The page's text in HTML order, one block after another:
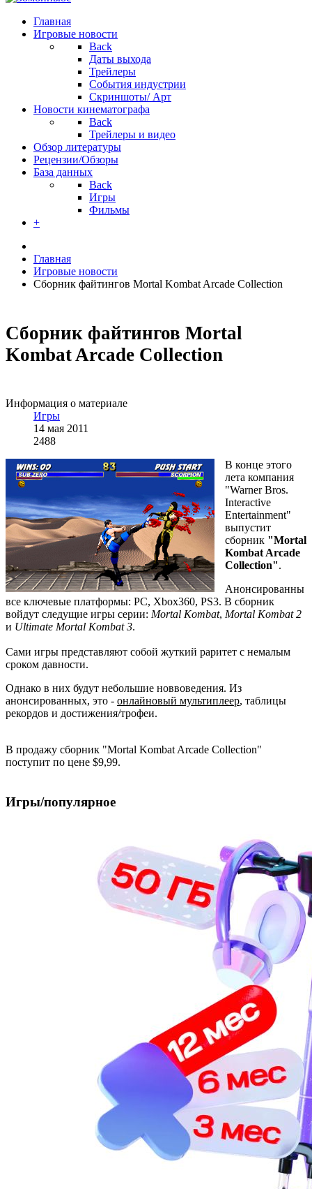
Главная
Игровые новости
Back
Даты выхода
Трейлеры
События индустрии
Скриншоты/ Арт
Новости кинематографа
Back
Трейлеры и видео
Обзор литературы
Рецензии/Обзоры
База данных
Back
Игры
Фильмы
+
Главная
Игровые новости
Сборник файтингов Mortal Kombat Arcade Сollection
Сборник файтингов Mortal
Kombat Arcade Сollection
Информация о материале
Игры
14 мая 2011
2488
В конце этого
лета компания
"Warner Bros.
Interactive
Entertainment"
выпустит
сборник "Mortal
Kombat Arcade
Collection".
Анонсированны
все ключевые платформы: PC, Xbox360, PS3. В сборник
войдут следущие игры серии: Mortal Kombat, Mortal Kombat 2
и Ultimate Mortal Kombat 3.
Сами игры представляют собой жуткий раритет с немалым
сроком давности.
Однако в них будут небольшие новвоведения. Из
анонсированных, это - онлайновый мультиплеер, таблицы
рекордов и достижения/трофеи.
В продажу сборник "Mortal Kombat Arcade Collection"
поступит по цене $9,99.
Игры/популярное